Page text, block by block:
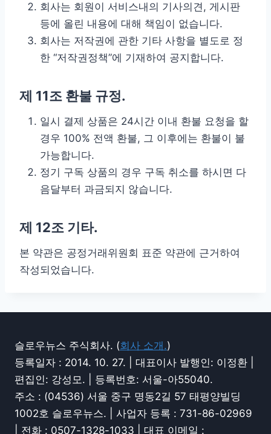
회사는 회원이 서비스내의 기사의견, 게시판
등에 올린 내용에 대해 책임이 없습니다.
회사는 저작권에 관한 기타 사항을 별도로 정
한 “저작권정책”에 기재하여 공지합니다.
제 11조 환불 규정.
일시 결제 상품은 24시간 이내 환불 요청을 할
경우 100% 전액 환불, 그 이후에는 환불이 불
가능합니다.
정기 구독 상품의 경우 구독 취소를 하시면 다
음달부터 과금되지 않습니다.
제 12조 기타.
본 약관은 공정거래위원회 표준 약관에 근거하여
작성되었습니다.
슬로우뉴스 주식회사. (회사 소개.)
등록일자 : 2014. 10. 27. | 대표이사 발행인: 이정환 |
편집인: 강성모. | 등록번호: 서울-아55040.
주소 : (04536) 서울 중구 명동2길 57 태평양빌딩
1002호 슬로우뉴스. | 사업자 등록 : 731-86-02969
| 전화 : 0507-1328-1033 | 대표 이메일 :